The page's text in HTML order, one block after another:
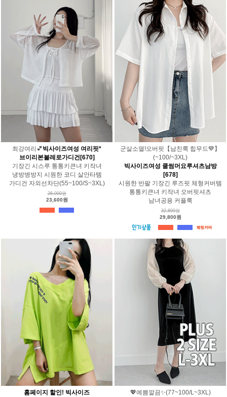
최강여리💕빅사이즈여성 여리핏*
브이리본볼레로가디건[670]
기장긴 시스루 통통키큰녀 키작녀
냉방병방지 시원한 코디 살안타템
가디건 자외선차단(55~100/S~3XL)
26,000원
23,600원
군살소멸!오버핏【남친룩 힙무드💙】
(~100/~3XL)
빅사이즈여성 쿨썸머요루셔츠남방
[678]
시원한 반팔 기장긴 루즈핏 체형커버템
통통키큰녀 키작녀 오버핏셔츠
남녀공용 커플룩
32,800원
29,800원
홈페이지 할인! 빅사이즈
💖예쁨깔끔✨(77~100/L~3XL)